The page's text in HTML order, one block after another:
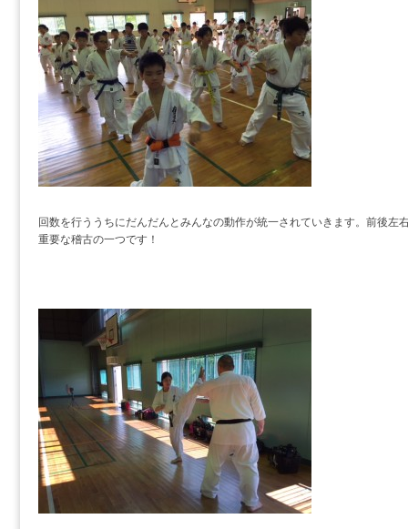
回数を行ううちにだんだんとみんなの動作が統一されていきます。前後左
重要な稽古の一つです！